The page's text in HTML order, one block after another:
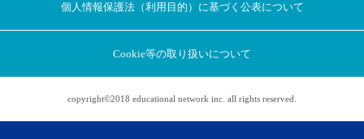
アプリに切り替えてみませんか
個人情報保護法（利用目的）に基づく公表について
Cookie等の取り扱いについて
copyright©2018 educational network inc. all rights reserved.